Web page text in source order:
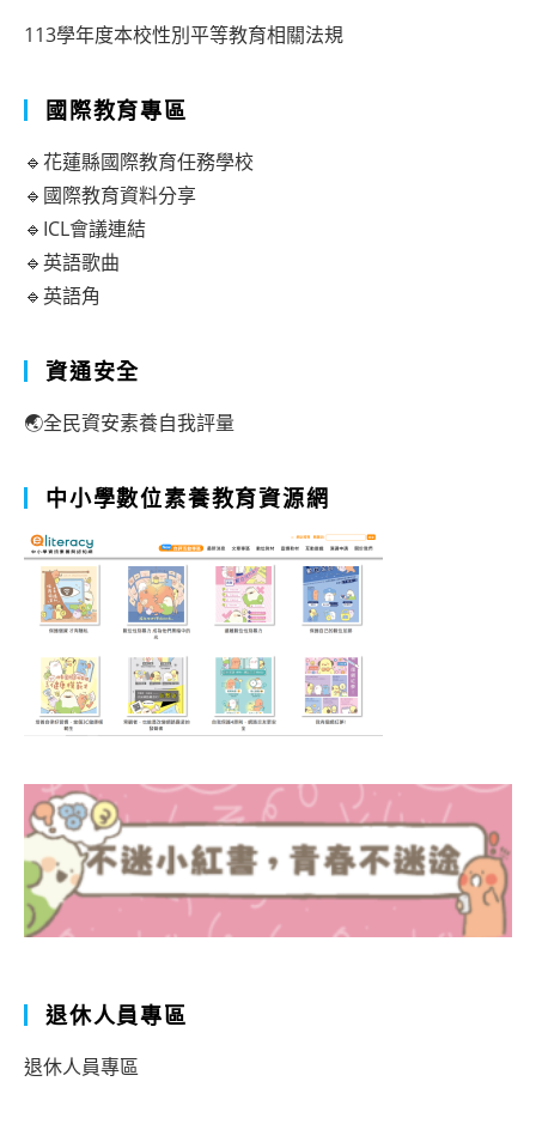
113學年度本校性別平等教育相關法規
國際教育專區
🔹花蓮縣國際教育任務學校
🔹國際教育資料分享
🔹ICL會議連結
🔹英語歌曲
🔹英語角
資通安全
🌏全民資安素養自我評量
中小學數位素養教育資源網
退休人員專區
退休人員專區